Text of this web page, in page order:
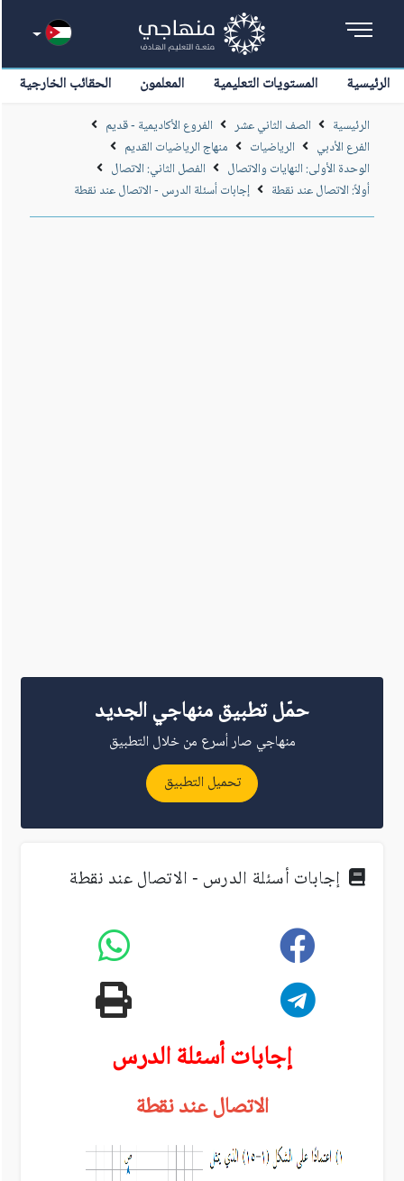
الرئيسية المستويات التعليمية المعلمون الحقائب الخارجية
الرئيسية الصف الثاني عشر
الفروع الأكاديمية - قديم
الفرع الأدبي
الرياضيات
منهاج الرياضيات القديم
الوحدة الأولى: النهايات والاتصال
الفصل الثاني: الاتصال
أولاً: الاتصال عند نقطة
إجابات أسئلة الدرس - الاتصال عند نقطة
حمّل تطبيق منهاجي الجديد
منهاجي صار أسرع من خلال التطبيق
تحميل التطبيق
إجابات أسئلة الدرس - الاتصال عند نقطة
إجابات أسئلة الدرس
الاتصال عند نقطة